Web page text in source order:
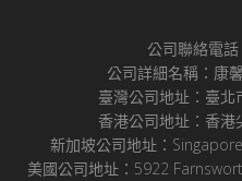
公司聯絡電
公司詳細名稱：康
臺灣公司地址：臺
香港公司地址：香
新加坡公司地址：
美國公司地址：5922